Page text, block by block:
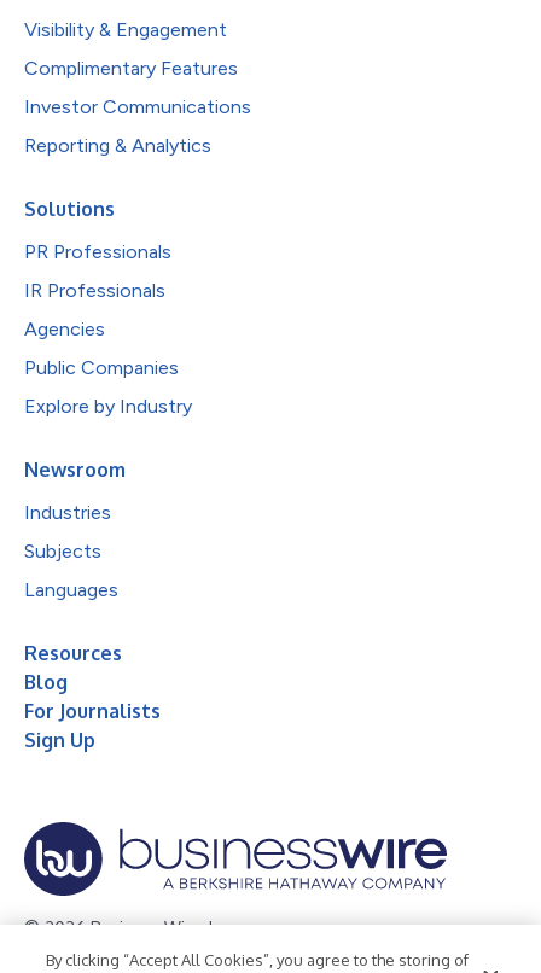
Visibility & Engagement
Complimentary Features
Investor Communications
Reporting & Analytics
Solutions
PR Professionals
IR Professionals
Agencies
Public Companies
Explore by Industry
Newsroom
Industries
Subjects
Languages
Resources
Blog
For Journalists
Sign Up
© 2026 Business Wire, Inc.
By clicking “Accept All Cookies”, you agree to the storing of